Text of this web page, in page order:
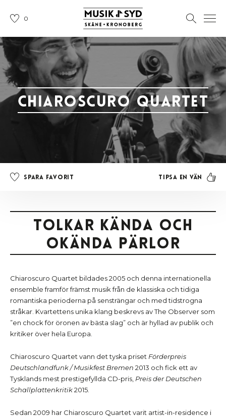
0
Chiaroscuro Quartet
Spara favorit Tipsa en vän
tolkar kända och
okända pärlor
Chiaroscuro Quartet bildades 2005 och denna internationella
ensemble framför främst musik från de klassiska och tidiga
romantiska perioderna på sensträngar och med tidstrogna
stråkar. Kvartettens unika klang beskrevs av The Observer som
”en chock för öronen av bästa slag” och är hyllad av publik och
kritiker över hela Europa.
Chiaroscuro Quartet vann det tyska priset Förderpreis
Deutschlandfunk / Musikfest Bremen 2013 och fick ett av
Tysklands mest prestigefyllda CD-pris, Preis der Deutschen
Schallplattenkritik2015.
Sedan 2009 har Chiaroscuro Quartet varit artist-in-residence i